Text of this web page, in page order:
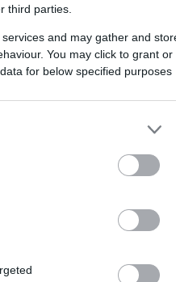
third parties.
and may gather and
You may click to grant or
for below specified purposes
SEGÍTSD